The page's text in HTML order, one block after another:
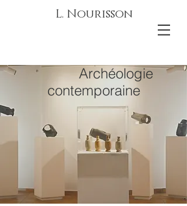
L. Nourisson
Archéologie
contemporaine